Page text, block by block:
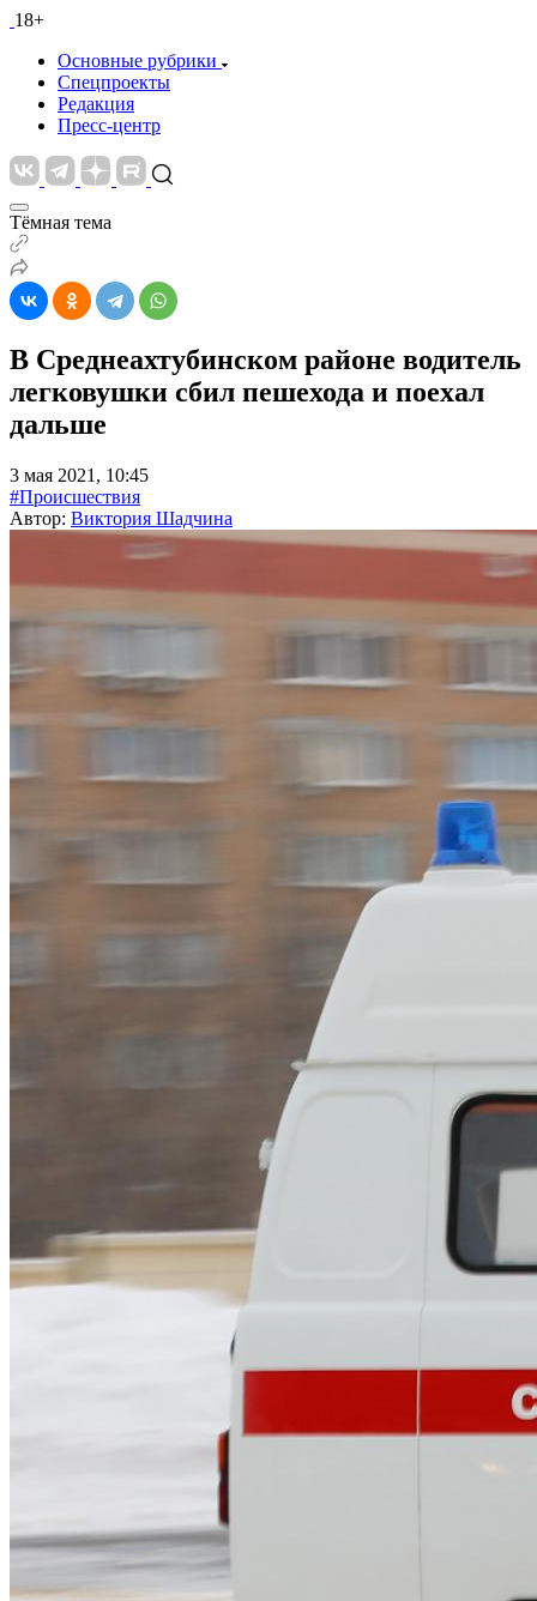
18+
Основные рубрики
Спецпроекты
Редакция
Пресс-центр
Тёмная тема
В Среднеахтубинском районе водитель
легковушки сбил пешехода и поехал
дальше
3 мая 2021, 10:45
#Происшествия
Автор: Виктория Шадчина